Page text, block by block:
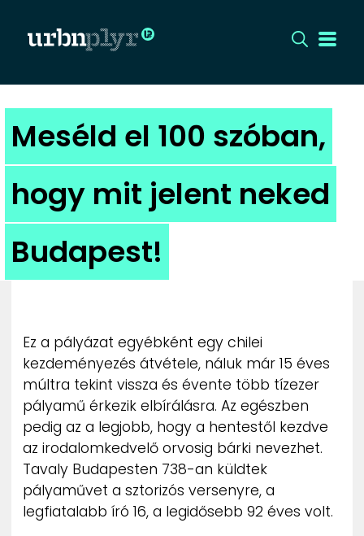
CÍMLAP
DIZÁJN
DIVAT
HIP
UTCA
ZENE
MÉDIAAJÁNLAT
IMPRESSZUM
PR-ARCHÍVUM
ADATKEZELÉSI TÁJÉKOZTATÓ
Meséld el 100 szóban,
hogy mit jelent neked
Budapest!
Ez a pályázat egyébként egy chilei
kezdeményezés átvétele, náluk már 15 éves
múltra tekint vissza és évente több tízezer
pályamű érkezik elbírálásra. Az egészben
pedig az a legjobb, hogy a hentestől kezdve
az irodalomkedvelő orvosig bárki nevezhet.
Tavaly Budapesten 738-an küldtek
pályaművet a sztorizós versenyre, a
legfiatalabb író 16, a legidősebb 92 éves volt.